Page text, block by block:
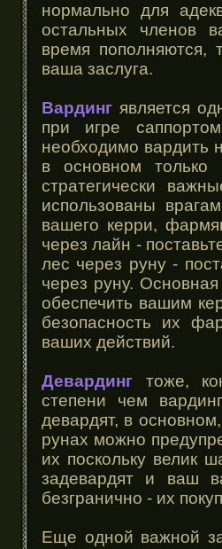
нормально для
остальных членов
время пополняются,
ваша заслуга.
Вардинг является
при игре
необходимо вардить
в основном
стратегически
использованы
вашего керри,
через лайн -
лес через руну -
через руну.
обеспечить вашим
безопасность их
ваших действий.
Девардинг тоже,
степени чем
девардят, в
рунах можно
их поскольку велик
задевардят и ваш
безгранично - их
Еще одной важной